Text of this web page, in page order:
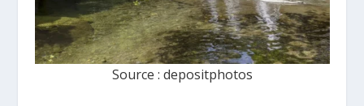
Source : depositphotos